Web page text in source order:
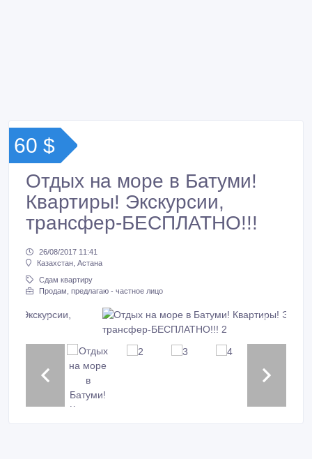
60 $
Отдых на море в Батуми!
Квартиры! Экскурсии,
трансфер-БЕСПЛАТНО!!!
26/08/2017 11:41
Казахстан, Астана
Сдам квартиру
Продам, предлагаю - частное лицо